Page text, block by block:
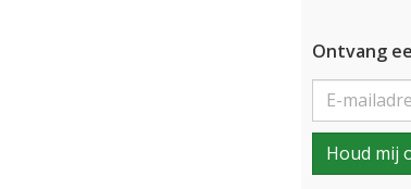
Ontvang
Houd mij